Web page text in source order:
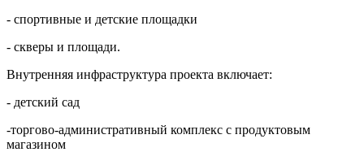
- спортивные и детские площадки
- скверы и площади.
Внутренняя инфраструктура проекта включает:
- детский сад
-торгово-административный комплекс с продуктовым
магазином